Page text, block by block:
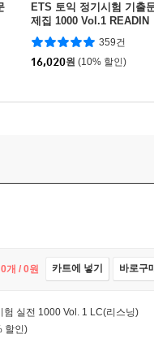
ETS 토익 정기시험 기출
제집 1000 Vol.1 READIN
G(리딩)
359건
16,020원 (10% 할인)
0개 / 0원 카트에 넣기 바로구
험 실전 1000 Vol. 1 LC(리스닝)
할인)